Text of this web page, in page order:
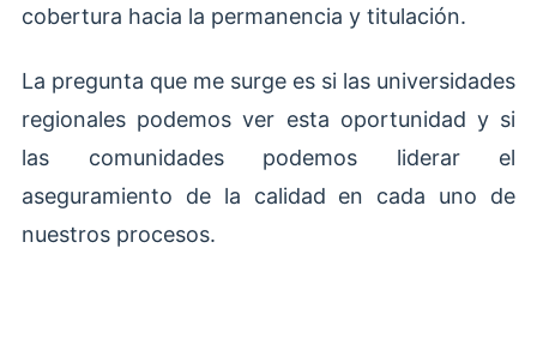
cobertura hacia la permanencia y titulación.
La pregunta que me surge es si las universidades
regionales podemos ver esta oportunidad y si
las comunidades podemos liderar el
aseguramiento de la calidad en cada uno de
nuestros procesos.